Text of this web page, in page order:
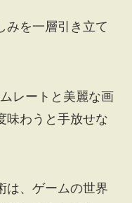
みを一層引き立て
レートと美麗な画
味わうと手放せな
は、ゲームの世界